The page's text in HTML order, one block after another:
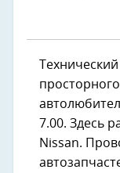
7.00. Здесь
​Nissan.